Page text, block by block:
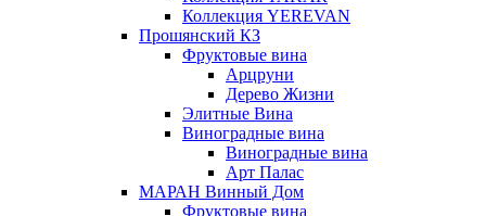
Коллекция YEREVAN
Прошянский КЗ
Фруктовые вина
Арцруни
Дерево Жизни
Элитные Вина
Виноградные вина
Виноградные вина
Арт Палас
МАРАН Винный Дом
Фруктовые вина